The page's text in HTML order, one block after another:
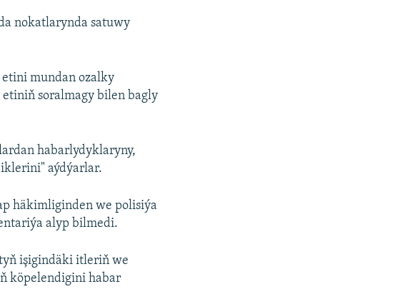
nokatlarynda satuwy
etini mundan ozalky
soralmagy bilen bagly
habarlydyklaryny,
aýdýarlar.
häkimliginden we polisiýa
alyp bilmedi.
işigindäki itleriň we
köpelendigini habar